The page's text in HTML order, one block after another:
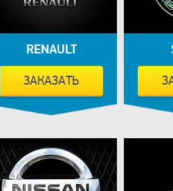
RENAULT
ЗАКАЗАТЬ